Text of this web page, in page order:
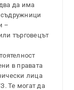
да има
съдружници
–
търговецът
в правата
лица
Те могат да